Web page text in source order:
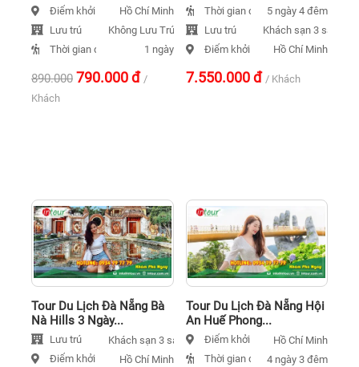
Điểm khởi hành Hồ Chí Minh
Lưu trú
Không Lưu Trú
Thời gian đi
1 ngày
890.000 790.000đ /
Khách
Thời gian đi
5 ngày 4 đêm
Lưu trú
Khách sạn 3 sao
Điểm khởi hànhHồ Chí Minh
7.550.000đ / Khách
Tour Du Lịch Đà Nẵng Bà
Nà Hills 3 Ngày...
Lưu trú
Khách sạn 3 sao
Điểm khởi hành Hồ Chí Minh
Tour Du Lịch Đà Nẵng Hội
An Huế Phong...
Điểm khởi hànhHồ Chí Minh
Thời gian đi
4 ngày 3 đêm